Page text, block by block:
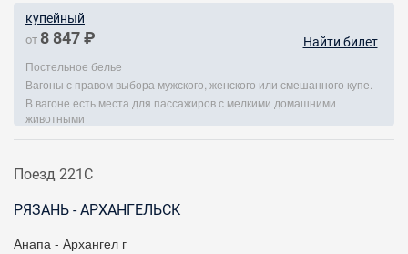
купейный
от 8 847 ₽ Найти билет
Постельное белье
Вагоны с правом выбора мужского, женского или смешанного купе.
В вагоне есть места для пассажиров с мелкими домашними
животными
Поезд 221С
РЯЗАНЬ - АРХАНГЕЛЬСК
Анапа - Архангел г